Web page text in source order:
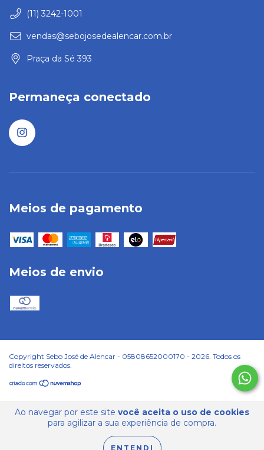
Ao navegar por este site você aceita o uso de cookies
para agilizar a sua experiência de compra.
ENTENDI
(11) 3242-1001
vendas@sebojosedealencar.com.br
Praça da Sé 393
Permaneça conectado
Meios de pagamento
Meios de envio
Copyright Sebo José de Alencar - 05808652000170 - 2026. Todos os
direitos reservados.